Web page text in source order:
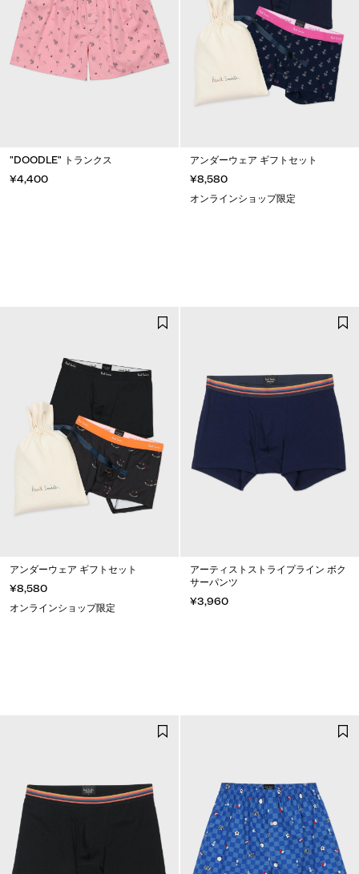
"DOODLE" トランクス
¥4,400
アンダーウェア ギフトセット
¥8,580
オンラインショップ限定
アンダーウェア ギフトセット
¥8,580
オンラインショップ限定
アーティストストライプライン ボク
サーパンツ
¥3,960